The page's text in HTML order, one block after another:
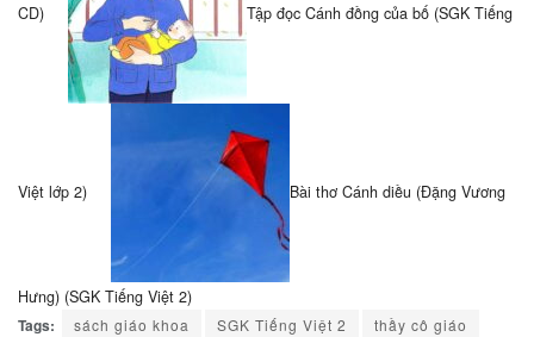
CD) Tập đọc Cánh đồng của bố (SGK Tiếng
Việt lớp 2) Bài thơ Cánh diều (Đặng Vương
Hưng) (SGK Tiếng Việt 2)
Tags:
sách giáo khoa SGK Tiếng Việt 2
thầy cô giáo